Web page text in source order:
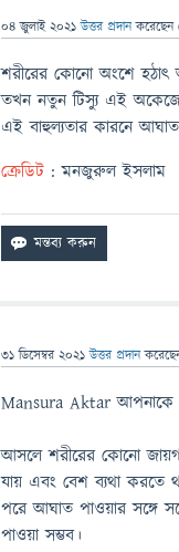
04 জুলাই 2021 উত্তর প্রদান করেছেন
শরীরের কোনো অংশে হঠাৎ
তখন নতুন টিস্যু এই অকেজো
এই বাহুল্যতার কারনে
ক্রেডিট : মনজুরুল ইসলাম
31 ডিসেম্বর 2021 উত্তর প্রদান
Mansura Aktar আপনাকে
আসলে শরীরের কোনো
যায় এবং বেশ ব্যথা করতে
পরে আঘাত পাওয়ার সঙ্গে
পাওয়া সম্ভব।